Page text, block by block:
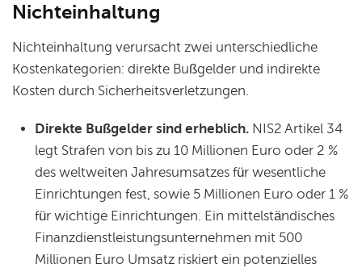
Nichteinhaltung
Nichteinhaltung verursacht zwei unterschiedliche
Kostenkategorien: direkte Bußgelder und indirekte
Kosten durch Sicherheitsverletzungen.
Direkte Bußgelder sind erheblich. NIS2 Artikel 34
legt Strafen von bis zu 10 Millionen Euro oder 2 %
des weltweiten Jahresumsatzes für wesentliche
Einrichtungen fest, sowie 5 Millionen Euro oder 1 %
für wichtige Einrichtungen. Ein mittelständisches
Finanzdienstleistungsunternehmen mit 500
Millionen Euro Umsatz riskiert ein potenzielles